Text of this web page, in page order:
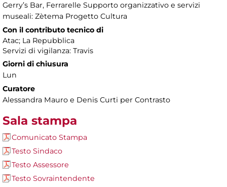
Gerry’s Bar, Ferrarelle Supporto organizzativo e servizi
museali: Zètema Progetto Cultura
Con il contributo tecnico di
Atac; La Repubblica
Servizi di vigilanza: Travis
Giorni di chiusura
Lun
Curatore
Alessandra Mauro e Denis Curti per Contrasto
Sala stampa
Comunicato Stampa
Testo Sindaco
Testo Assessore
Testo Sovraintendente